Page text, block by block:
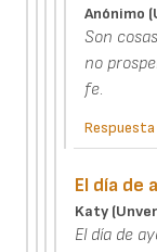
Anónimo
Son
no
fe.
Respuesta
El día de
Katy
El día de